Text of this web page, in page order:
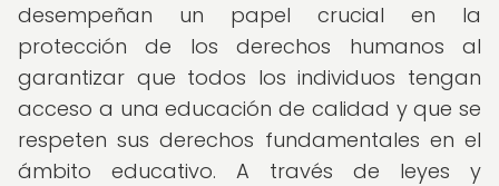
desempeñan un papel crucial en la
protección de los derechos humanos al
garantizar que todos los individuos tengan
acceso a una educación de calidad y que se
respeten sus derechos fundamentales en el
ámbito educativo. A través de leyes y